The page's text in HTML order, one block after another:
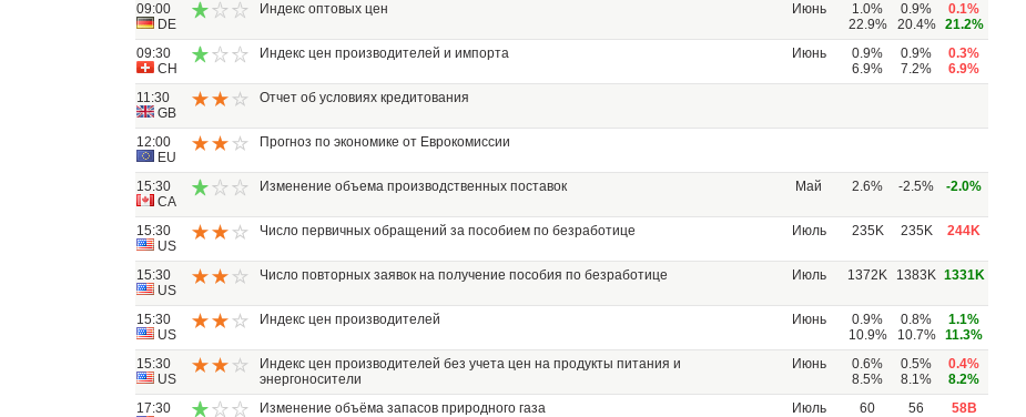
09:00
DE
Индекс оптовых цен Июнь
1.0%
22.9%
0.9%
20.4%
0.1%
21.2%
09:30
CH
Индекс цен производителей и импорта Июнь
0.9%
6.9%
0.9%
7.2%
0.3%
6.9%
11:30
GB
Отчет об условиях кредитования
12:00
EU
Прогноз по экономике от Еврокомиссии
15:30
CA
Изменение объема производственных поставок Май 2.6% -2.5% -2.0%
15:30
US
Число первичных обращений за пособием по безработице Июль 235K 235K 244K
15:30
US
Число повторных заявок на получение пособия по безработице Июль 1372K 1383K 1331K
15:30
US
Индекс цен производителей Июнь
0.9%
10.9%
0.8%
10.7%
1.1%
11.3%
15:30
US
Индекс цен производителей без учета цен на продукты питания и
энергоносители
Июнь
0.6%
8.5%
0.5%
8.1%
0.4%
8.2%
17:30
Изменение объёма запасов природного газа Июль 60 56 58B